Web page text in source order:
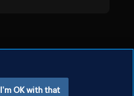
I'm OK with that